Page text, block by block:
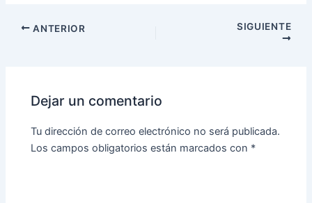
ANTERIOR SIGUIENTE
Dejar un comentario
Tu dirección de correo electrónico no será publicada.
Los campos obligatorios están marcados con *